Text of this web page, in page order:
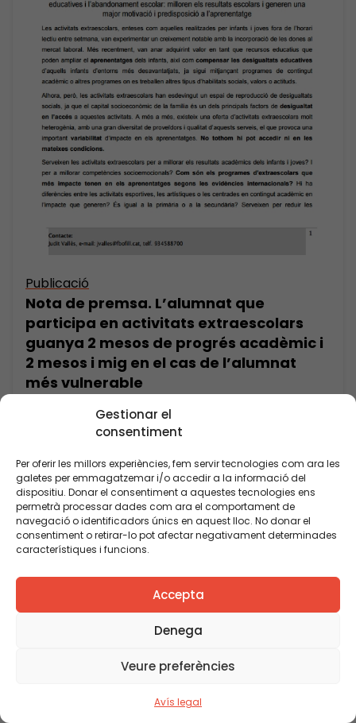
Gestionar el
consentiment
Per oferir les millors experiències, fem servir tecnologies com ara les
galetes per emmagatzemar i/o accedir a la informació del
dispositiu. Donar el consentiment a aquestes tecnologies ens
permetrà processar dades com ara el comportament de
navegació o identificadors únics en aquest lloc. No donar el
consentiment o retirar-lo pot afectar negativament determinades
característiques i funcions.
Accepta
Denega
Veure preferències
Avís legal
Publicació
Nota de premsa. L’alumnat que
participa en activitats extraescolars
guanya 2 mesos de progrés acadèmic i
2 mesos i mig en el cas de l’alumnat
més vulnerable
Publicació
Educació i alumnat d’origen immigrant:
vells i nous reptes per a l’èxit escolar i la